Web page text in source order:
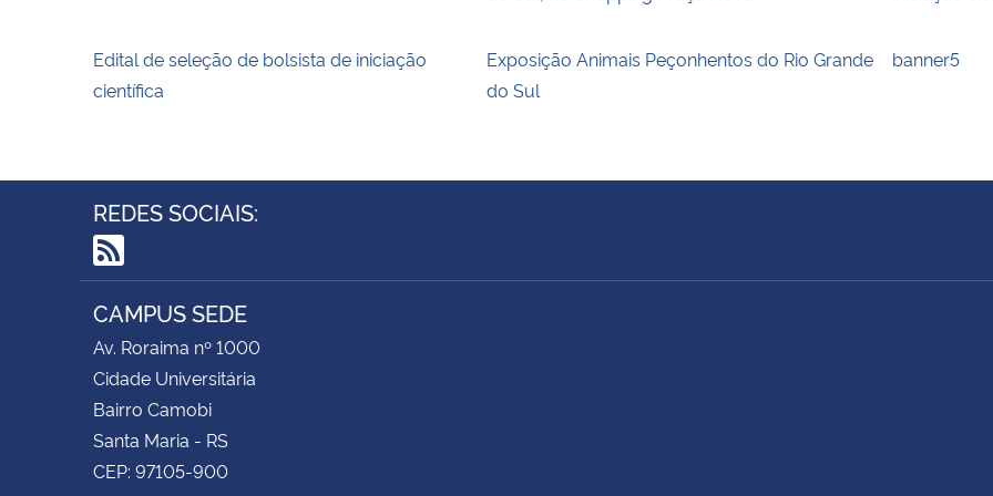
Edital de seleção de bolsista de iniciação
científica
Exposição Animais Peçonhentos do Rio Grande
do Sul
banner5
REDES SOCIAIS:
RSS
CAMPUS SEDE
Av. Roraima nº 1000
Cidade Universitária
Bairro Camobi
Santa Maria - RS
CEP: 97105-900